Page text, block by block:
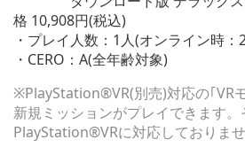
格 10,908円(税込)
・プレイ人数：1人(オンライン時：
・CERO：A(全年齢対象)
※PlayStation®VR(別売)対応の｢VR
新規ミッションがプレイできます
PlayStation®VRに対応しておりませ